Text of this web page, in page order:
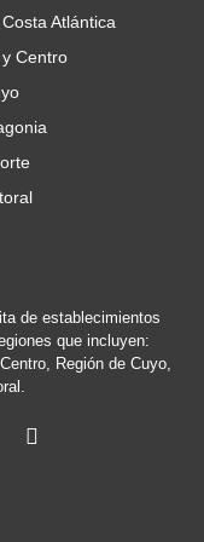
de establecimientos
que incluyen:
Región de Cuyo,
Atlántica
Centro